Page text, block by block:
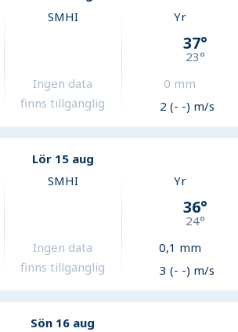
SMHI
Ingen data
finns tillgänglig
Yr
37°
23°
0 mm
2 (- -) m/s
Lör 15 aug
SMHI
Ingen data
finns tillgänglig
Yr
36°
24°
0,1 mm
3 (- -) m/s
Sön 16 aug